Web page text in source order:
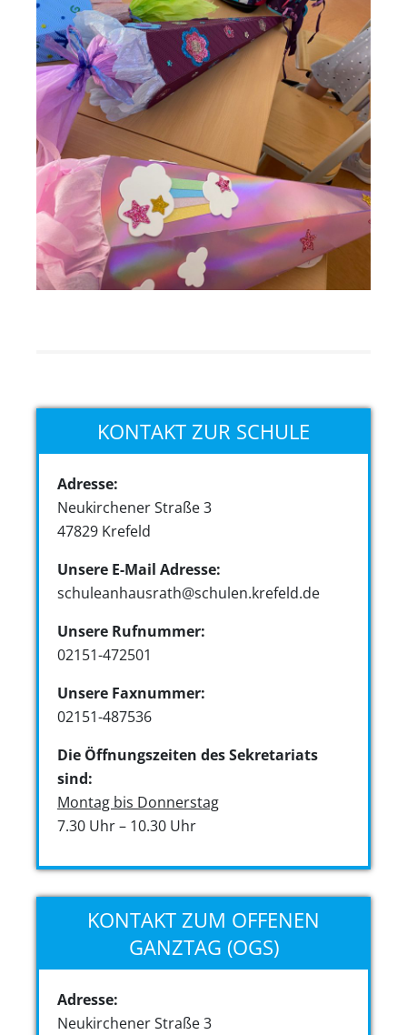
KONTAKT ZUR SCHULE
Adresse:
Neukirchener Straße 3
47829 Krefeld
Unsere E-Mail Adresse:
schuleanhausrath@schulen.krefeld.de
Unsere Rufnummer:
02151-472501
Unsere Faxnummer:
02151-487536
Die Öffnungszeiten des Sekretariats
sind:
Montag bis Donnerstag
7.30 Uhr – 10.30 Uhr
KONTAKT ZUM OFFENEN
GANZTAG (OGS)
Adresse:
Neukirchener Straße 3